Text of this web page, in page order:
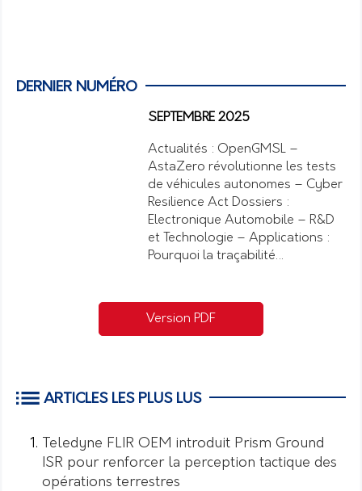
DERNIER NUMÉRO
SEPTEMBRE 2025
Actualités : OpenGMSL –
AstaZero révolutionne les tests
de véhicules autonomes – Cyber
Resilience Act Dossiers :
Electronique Automobile – R&D
et Technologie – Applications :
Pourquoi la traçabilité…
Version PDF
ARTICLES LES PLUS LUS
Teledyne FLIR OEM introduit Prism Ground
ISR pour renforcer la perception tactique des
opérations terrestres